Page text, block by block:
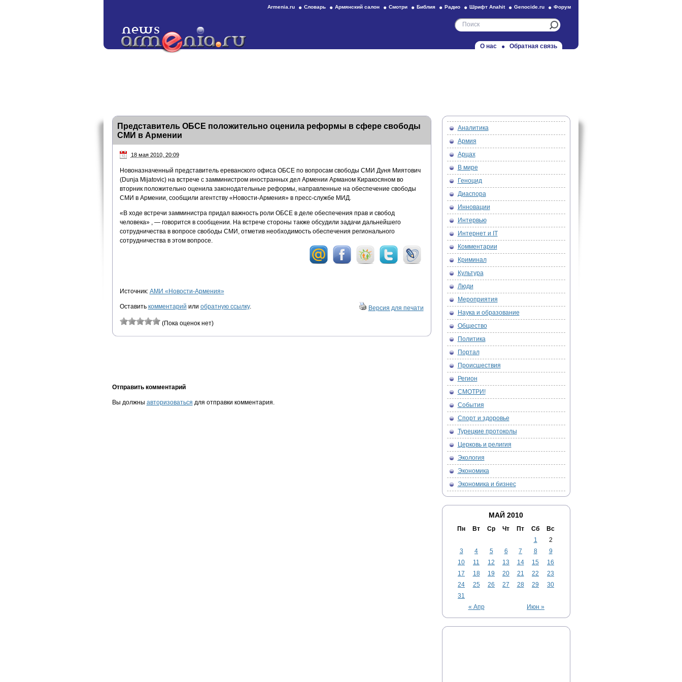
Armenia.ru Словарь Армянский салон Смотри Библия Радио Шрифт Anahit Genocide.ru Форум
О нас Обратная связь
Представитель ОБСЕ положительно оценила реформы в сфере свободы
СМИ в Армении
18 мая 2010, 20:09
Новоназначенный представитель ереванского офиса ОБСЕ по вопросам свободы СМИ Дуня Миятович
(Dunja Mijatovic) на встрече с замминистром иностранных дел Армении Арманом Киракосяном во
вторник положительно оценила законодательные реформы, направленные на обеспечение свободы
СМИ в Армении, сообщили агентству «Новости-Армения» в пресс-службе МИД.
«В ходе встречи замминистра придал важность роли ОБСЕ в деле обеспечения прав и свобод
человека» , — говорится в сообщении. На встрече стороны также обсудили задачи дальнейшего
сотрудничества в вопросе свободы СМИ, отметив необходимость обеспечения регионального
сотрудничества в этом вопросе.
Источник: АМИ «Новости-Армения»
Оставить комментарий или обратную ссылку. Версия для печати
(Пока оценок нет)
Отправить комментарий
Вы должны авторизоваться для отправки комментария.
Аналитика
Армия
Арцах
В мире
Геноцид
Диаспора
Инновации
Интервью
Интернет и IT
Комментарии
Криминал
Культура
Люди
Мероприятия
Наука и образование
Общество
Политика
Портал
Происшествия
Регион
СМОТРИ!
События
Спорт и здоровье
Турецкие протоколы
Церковь и религия
Экология
Экономика
Экономика и бизнес
МАЙ 2010
Пн Вт Ср Чт Пт Сб Вс
« Апр Июн »
1
2
3
4 5 6 7 8
9
10
11 12 13 14 15
16
17
18 19 20 21 22
23
24
25 26 27 28 29
30
31